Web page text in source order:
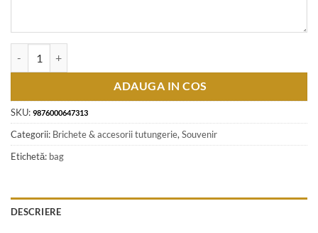
ADAUGA IN COS
SKU: 9876000647313
Categorii: Brichete & accesorii tutungerie, Souvenir
Etichetă: bag
DESCRIERE